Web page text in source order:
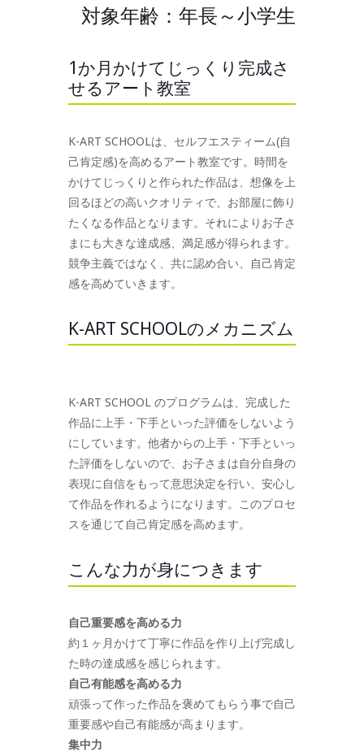
対象年齢：年長～小学生
1か月かけてじっくり完成さ
せるアート教室
K-ART SCHOOLは、セルフエスティーム(自
己肯定感)を高めるアート教室です。時間を
かけてじっくりと作られた作品は、想像を上
回るほどの高いクオリティで、お部屋に飾り
たくなる作品となります。それによりお子さ
まにも大きな達成感、満足感が得られます。
競争主義ではなく、共に認め合い、自己肯定
感を高めていきます。
K-ART SCHOOLのメカニズム
K-ART SCHOOL のプログラムは、完成した
作品に上手・下手といった評価をしないよう
にしています。他者からの上手・下手といっ
た評価をしないので、お子さまは自分自身の
表現に自信をもって意思決定を行い、安心し
て作品を作れるようになります。このプロセ
スを通じて自己肯定感を高めます。
こんな力が身につきます
自己重要感を高める力
約１ヶ月かけて丁寧に作品を作り上げ完成し
た時の達成感を感じられます。
自己有能感を高める力
頑張って作った作品を褒めてもらう事で自己
重要感や自己有能感が高まります。
集中力